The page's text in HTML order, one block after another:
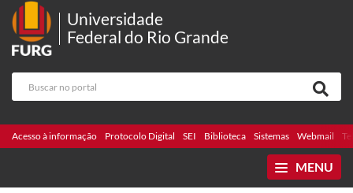
Universidade
Federal do Rio Grande
Acesso à informação Protocolo Digital SEI Biblioteca Sistemas Webmail
MENU